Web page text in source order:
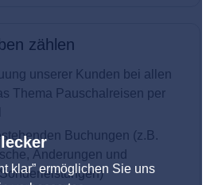
klar” ermöglichen Sie uns
zählen
unserer Kunden bei allen
Thema Pauschalreisen per
Buchungen (z.B.
Änderungen und